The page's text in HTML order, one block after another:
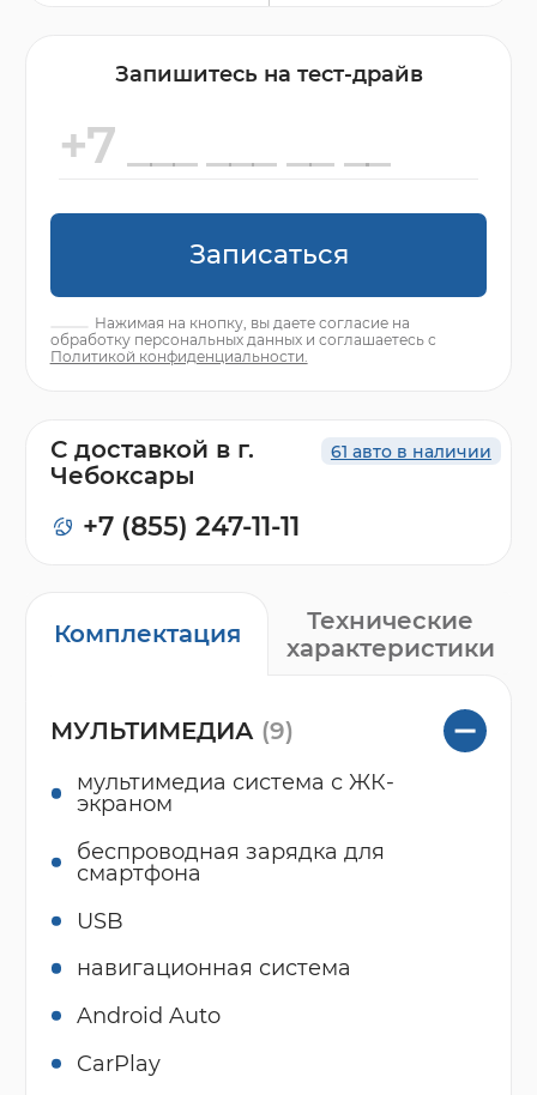
Запишитесь на тест-драйв
Записаться
Нажимая на кнопку, вы даете согласие на
обработку персональных данных и соглашаетесь с
Политикой конфиденциальности.
Комплектация
Технические
характеристики
МУЛЬТИМЕДИА (9)
мультимедиа система с ЖК-
экраном
беспроводная зарядка для
смартфона
USB
навигационная система
Android Auto
CarPlay
61 авто в наличии
С доставкой в г.
Чебоксары
+7 (855) 247-11-11